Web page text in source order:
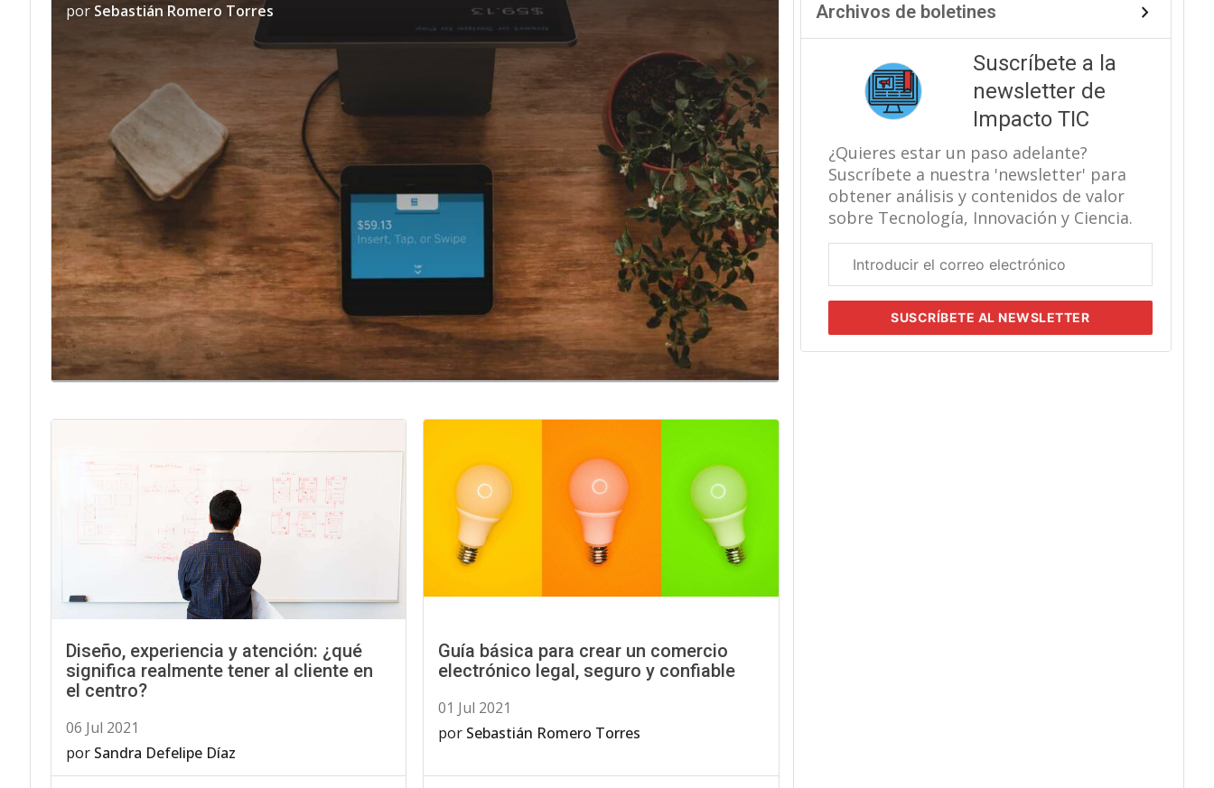
por Sebastián Romero Torres
Diseño, experiencia y atención: ¿qué
significa realmente tener al cliente en
el centro?
06 Jul 2021
por Sandra Defelipe Díaz
Guía básica para crear un comercio
electrónico legal, seguro y confiable
01 Jul 2021
por Sebastián Romero Torres
Archivos de boletines
Suscríbete a la
newsletter de
Impacto TIC
¿Quieres estar un paso adelante?
Suscríbete a nuestra 'newsletter' para
obtener análisis y contenidos de valor
sobre Tecnología, Innovación y Ciencia.
electrónico
SUSCRÍBETE AL NEWSLETTER